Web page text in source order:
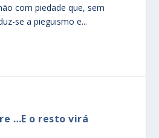
com piedade que, sem
se a pieguismo e...
…E o resto virá